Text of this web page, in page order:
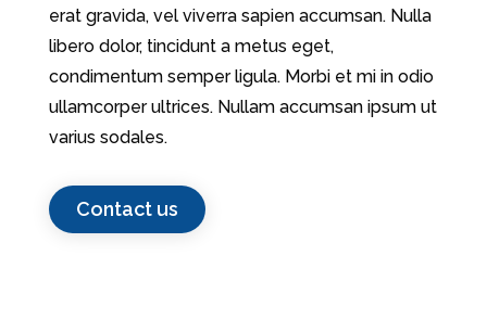
erat gravida, vel viverra sapien accumsan. Nulla
libero dolor, tincidunt a metus eget,
condimentum semper ligula. Morbi et mi in odio
ullamcorper ultrices. Nullam accumsan ipsum ut
varius sodales.
Contact us